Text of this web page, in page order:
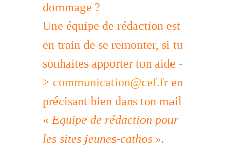
dommage ?
Une équipe de rédaction est
en train de se remonter, si tu
souhaites apporter ton aide -
> communication@cef.fr en
précisant bien dans ton mail
« Equipe de rédaction pour
les sites jeunes-cathos ».